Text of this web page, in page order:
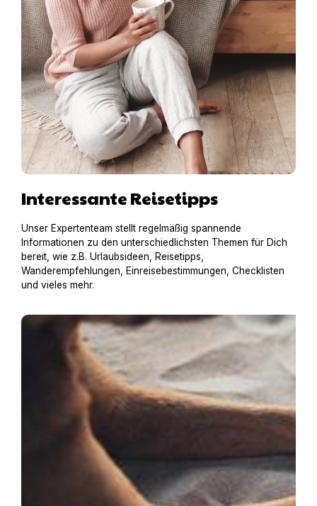
Interessante Reisetipps
Unser Expertenteam stellt regelmäßig spannende
Informationen zu den unterschiedlichsten Themen für Dich
bereit, wie z.B. Urlaubsideen, Reisetipps,
Wanderempfehlungen, Einreisebestimmungen, Checklisten
und vieles mehr.
Urlaub mit Hund an der Nordsee